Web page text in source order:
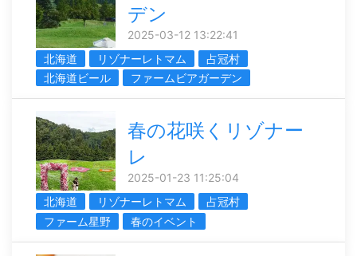
デン
2025-03-12 13:22:41
北海道
リゾナーレトマム
占冠村
北海道ビール
ファームビアガーデン
春の花咲くリゾナー
レ
2025-01-23 11:25:04
北海道
リゾナーレトマム
占冠村
ファーム星野
春のイベント